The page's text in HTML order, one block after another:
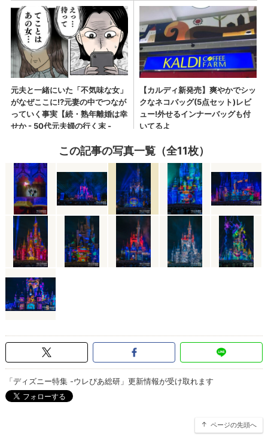
この記事の写真一覧（全11枚）
「ディズニー特集 -ウレぴあ総研」更新情報が受け取れます
ページの先頭へ